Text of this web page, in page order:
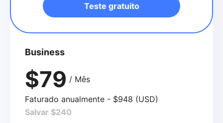
Teste gratuito
Business
$79 / Mês
Faturado anualmente - $948 (USD)
Salvar $240